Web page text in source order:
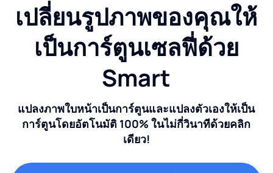
เปลี่ยนรูปภาพของคุณให้
เป็นการ์ตูนเซลฟี่ด้วย
Smart
แปลงภาพใบหน้าเป็นการ์ตูนและแปลงตัวเองให้เป็น
การ์ตูนโดยอัตโนมัติ 100% ในไม่กี่วินาทีด้วยคลิก
เดียว!